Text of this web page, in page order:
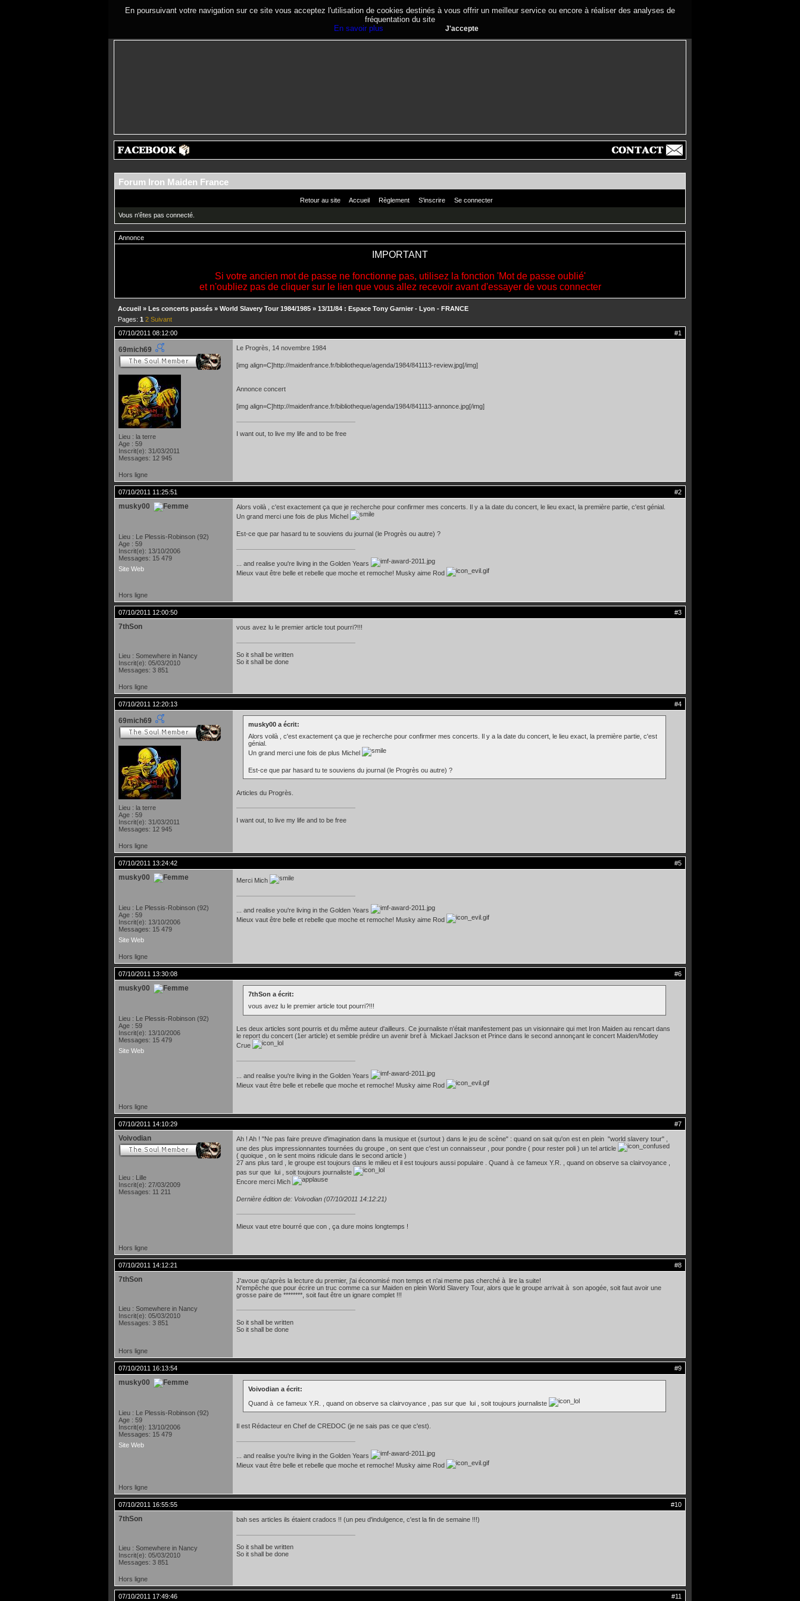
En poursuivant votre navigation sur ce site vous acceptez l'utilisation de cookies destinés à vous offrir un meilleur service ou encore à réaliser des analyses de
fréquentation du site
En savoir plus
J'accepte
Forum Iron Maiden France
Retour au site Accueil Règlement S'inscrire Se connecter
Vous n'êtes pas connecté.
Annonce
IMPORTANT
Si votre ancien mot de passe ne fonctionne pas, utilisez la fonction 'Mot de passe oublié'
et n'oubliez pas de cliquer sur le lien que vous allez recevoir avant d'essayer de vous connecter
Accueil » Les concerts passés » World Slavery Tour 1984/1985 » 13/11/84 : Espace Tony Garnier - Lyon - FRANCE
Pages: 1 2 Suivant
#1
07/10/2011 08:12:00
69mich69
Lieu : la terre
Age : 59
Inscrit(e): 31/03/2011
Messages: 12 945
Le Progrès, 14 novembre 1984
[img align=C]http://maidenfrance.fr/bibliotheque/agenda/1984/841113-review.jpg[/img]
Annonce concert
[img align=C]http://maidenfrance.fr/bibliotheque/agenda/1984/841113-annonce.jpg[/img]
I want out, to live my life and to be free
Hors ligne
#2
07/10/2011 11:25:51
musky00
Lieu : Le Plessis-Robinson (92)
Age : 59
Inscrit(e): 13/10/2006
Messages: 15 479
Site Web
Alors voilà , c'est exactement ça que je recherche pour confirmer mes concerts. Il y a la date du concert, le lieu exact, la première partie, c'est génial.
Un grand merci une fois de plus Michel
Est-ce que par hasard tu te souviens du journal (le Progrès ou autre) ?
... and realise you're living in the Golden Years
Mieux vaut être belle et rebelle que moche et remoche! Musky aime Rod
Hors ligne
#3
07/10/2011 12:00:50
7thSon
Lieu : Somewhere in Nancy
Inscrit(e): 05/03/2010
Messages: 3 851
vous avez lu le premier article tout pourri?!!!
So it shall be written
So it shall be done
Hors ligne
#4
07/10/2011 12:20:13
69mich69
Lieu : la terre
Age : 59
Inscrit(e): 31/03/2011
Messages: 12 945
musky00 a écrit:
Alors voilà , c'est exactement ça que je recherche pour confirmer mes concerts. Il y a la date du concert, le lieu exact, la première partie, c'est
génial.
Un grand merci une fois de plus Michel
Est-ce que par hasard tu te souviens du journal (le Progrès ou autre) ?
Articles du Progrès.
I want out, to live my life and to be free
Hors ligne
#5
07/10/2011 13:24:42
musky00
Lieu : Le Plessis-Robinson (92)
Age : 59
Inscrit(e): 13/10/2006
Messages: 15 479
Site Web
Merci Mich
... and realise you're living in the Golden Years
Mieux vaut être belle et rebelle que moche et remoche! Musky aime Rod
Hors ligne
#6
07/10/2011 13:30:08
musky00
Lieu : Le Plessis-Robinson (92)
Age : 59
Inscrit(e): 13/10/2006
Messages: 15 479
Site Web
7thSon a écrit:
vous avez lu le premier article tout pourri?!!!
Les deux articles sont pourris et du même auteur d'ailleurs. Ce journaliste n'était manifestement pas un visionnaire qui met Iron Maiden au rencart dans
le report du concert (1er article) et semble prédire un avenir bref à Mickael Jackson et Prince dans le second annonçant le concert Maiden/Motley
Crue
... and realise you're living in the Golden Years
Mieux vaut être belle et rebelle que moche et remoche! Musky aime Rod
Hors ligne
#7
07/10/2011 14:10:29
Voivodian
Lieu : Lille
Inscrit(e): 27/03/2009
Messages: 11 211
Ah ! Ah ! "Ne pas faire preuve d'imagination dans la musique et (surtout ) dans le jeu de scène" : quand on sait qu'on est en plein "world slavery tour" ,
une des plus impressionnantes tournées du groupe , on sent que c'est un connaisseur , pour pondre ( pour rester poli ) un tel article
( quoique , on le sent moins ridicule dans le second article )
27 ans plus tard , le groupe est toujours dans le milieu et il est toujours aussi populaire . Quand à ce fameux Y.R. , quand on observe sa clairvoyance ,
pas sur que lui , soit toujours journaliste
Encore merci Mich
Dernière édition de: Voivodian (07/10/2011 14:12:21)
Mieux vaut etre bourré que con , ça dure moins longtemps !
Hors ligne
#8
07/10/2011 14:12:21
7thSon
Lieu : Somewhere in Nancy
Inscrit(e): 05/03/2010
Messages: 3 851
J'avoue qu'après la lecture du premier, j'ai économisé mon temps et n'ai meme pas cherché à lire la suite!
N'empêche que pour écrire un truc comme ca sur Maiden en plein World Slavery Tour, alors que le groupe arrivait à son apogée, soit faut avoir une
grosse paire de ********, soit faut être un ignare complet !!!
So it shall be written
So it shall be done
Hors ligne
#9
07/10/2011 16:13:54
musky00
Lieu : Le Plessis-Robinson (92)
Age : 59
Inscrit(e): 13/10/2006
Messages: 15 479
Site Web
Voivodian a écrit:
Quand à ce fameux Y.R. , quand on observe sa clairvoyance , pas sur que lui , soit toujours journaliste
Il est Rédacteur en Chef de CREDOC (je ne sais pas ce que c'est).
... and realise you're living in the Golden Years
Mieux vaut être belle et rebelle que moche et remoche! Musky aime Rod
Hors ligne
#10
07/10/2011 16:55:55
7thSon
Lieu : Somewhere in Nancy
Inscrit(e): 05/03/2010
Messages: 3 851
bah ses articles ils étaient cradocs !! (un peu d'indulgence, c'est la fin de semaine !!!)
So it shall be written
So it shall be done
Hors ligne
#11
07/10/2011 17:49:46